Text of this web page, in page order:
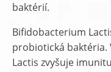
baktérií.
Bifidobacterium
probiotická baktéria.
Lactis zvyšuje